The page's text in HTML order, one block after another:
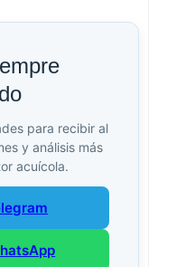
para recibir al
y análisis más
acuícola.